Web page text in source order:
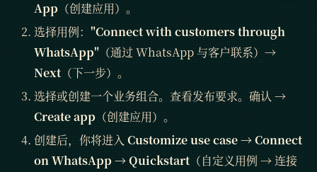
App （创建应用）。
选择用例： "Connect with customers through
WhatsApp" （通过 WhatsApp 与客户联系）→
Next （下一步）。
选择或创建一个业务组合。查看发布要求。确认 →
Create app （创建应用）。
创建后，你将进入 Customize use case → Connect
on WhatsApp → Quickstart （自定义用例 → 连接